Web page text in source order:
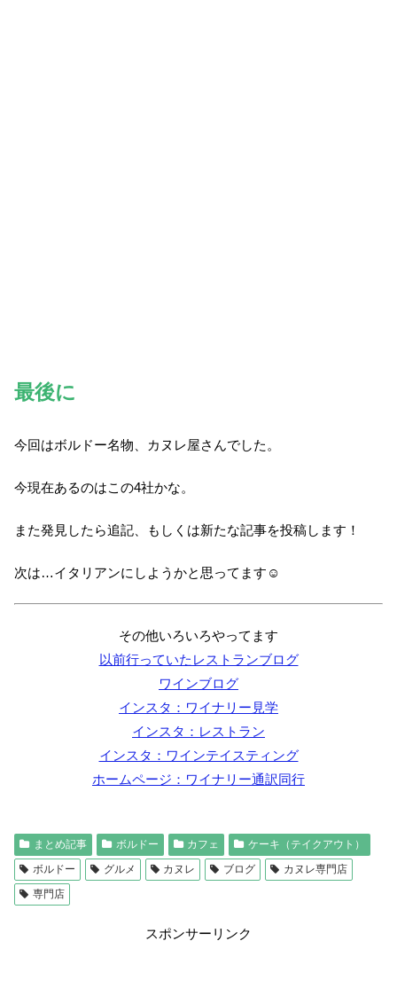
最後に
今回はボルドー名物、カヌレ屋さんでした。
今現在あるのはこの4社かな。
また発見したら追記、もしくは新たな記事を投稿します！
次は…イタリアンにしようかと思ってます☺
その他いろいろやってます
以前行っていたレストランブログ
ワインブログ
インスタ：ワイナリー見学
インスタ：レストラン
インスタ：ワインテイスティング
ホームページ：ワイナリー通訳同行
まとめ記事 ボルドー カフェ
ケーキ（テイクアウト）
ボルドー
グルメ カヌレ ブログ
カヌレ専門店
専門店
スポンサーリンク